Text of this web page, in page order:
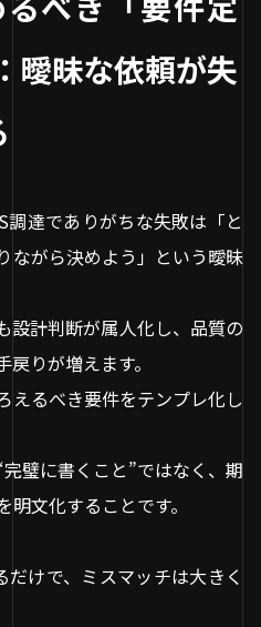
曖昧な依頼が失
達でありがちな失敗は「と
ながら決めよう」という曖昧
設計判断が属人化し、品質の
りが増えます。
えるべき要件をテンプレ化し
璧に書くこと”ではなく、期
文化することです。
けで、ミスマッチは大きく